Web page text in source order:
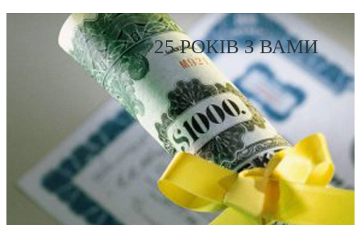
25 РОКІВ З ВАМИ